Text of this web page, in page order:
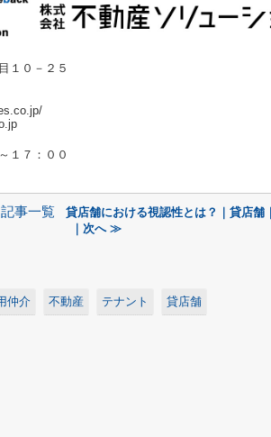
１０－２５
１７：００
記事一覧
貸店舗における視認性とは？｜貸店舗
｜次へ ≫
仲介 不動産 テナント 貸店舗